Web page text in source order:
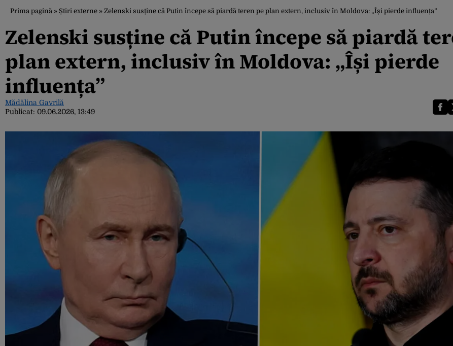
Prima pagină » Știri externe » Zelenski susține că Putin începe să piardă teren pe plan extern, inclusiv în Moldova: „Își pierde influența”
Zelenski susține că Putin începe să piardă
plan extern, inclusiv în Moldova: „Își pierde
influența”
Mădălina Gavrilă
Publicat: 09.06.2026, 13:49